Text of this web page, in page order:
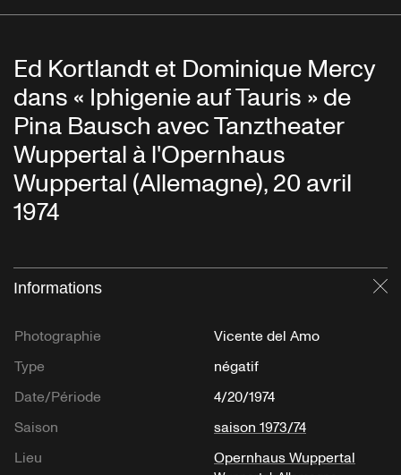
Ed Kortlandt et Dominique Mercy
dans « Iphigenie auf Tauris » de
Pina Bausch avec Tanztheater
Wuppertal à l'Opernhaus
Wuppertal (Allemagne), 20 avril
1974
Informations
Photographie
Vicente del Amo
Type
négatif
Date/Période
4/20/1974
Saison
saison 1973/74
Lieu
Opernhaus Wuppertal